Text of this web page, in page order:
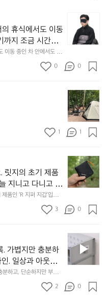
휴식에서도 이동
까지 조금 시간이
차분하게 눈을 가
리듯이.  Polarte
히 감싸줍니다.
그곳은 나만의 밤
이동 중인 차 안에서도  누
습니다.  그럴 때는 차분하
리듯이.  Polartec® Wind
내
던
방
도
자
연
속
에
의
휴
식
에
도
이
중
인
차
안
서
도
0 0
첫
모
토
솔
캠
☺️
미
니
미
멀
👌🏼
1 1
릿지의 초기 제품
지니고 다니고 싶
감 사이의 아주 미
자면 일에 집중하
아도 시야에 걸
서도 슬림함에 철
넉넉한 수납력을
게 설계했습니다.
로 만져보며 경험
품인 ‘R 지퍼 지갑’입니
크기, 무게, 형태, 색감
자면 일에 집중하느라 책
납력을 해치치 않는 선에
사용감은, 꼭 직접 손으로
이
걸
처
음
든
0
년
이
넘
군
3 0
. 가볍지만 충분하
. 일상과 아웃도
MOUNTAIN
하고, 단순하지만 부족하
럽게 이어주는 RIDGE M
필
요
한
것
오
2 0